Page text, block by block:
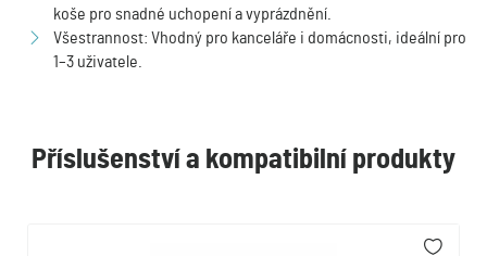
koše pro snadné uchopení a vyprázdnění.
Všestrannost: Vhodný pro kanceláře i domácnosti, ideální pro
1–3 uživatele.
Příslušenství a kompatibilní produkty